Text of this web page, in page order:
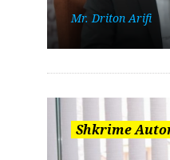
Mr. Driton Arifi
Shkrime